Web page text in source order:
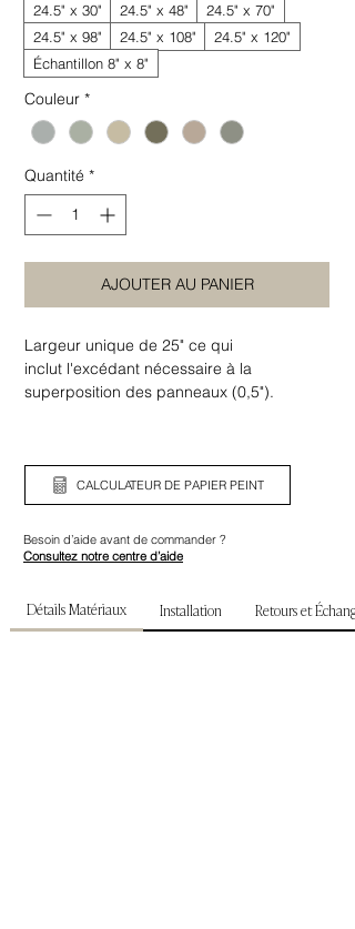
24.5" x 30" 24.5" x 48"
24.5" x 70"
24.5" x 98"
24.5" x 108"
24.5" x 120"
Échantillon 8" x 8"
Couleur *
Quantité *
AJOUTER AU PANIER
Largeur unique de 25" ce qui
inclut l'excédant nécessaire à la
superposition des panneaux (0,5").
commander.
CALCULATEUR DE PAPIER PEINT
Besoin d’aide avant de commander ?
Consultez notre centre d’aide
Détails Matériaux Installation Retours et